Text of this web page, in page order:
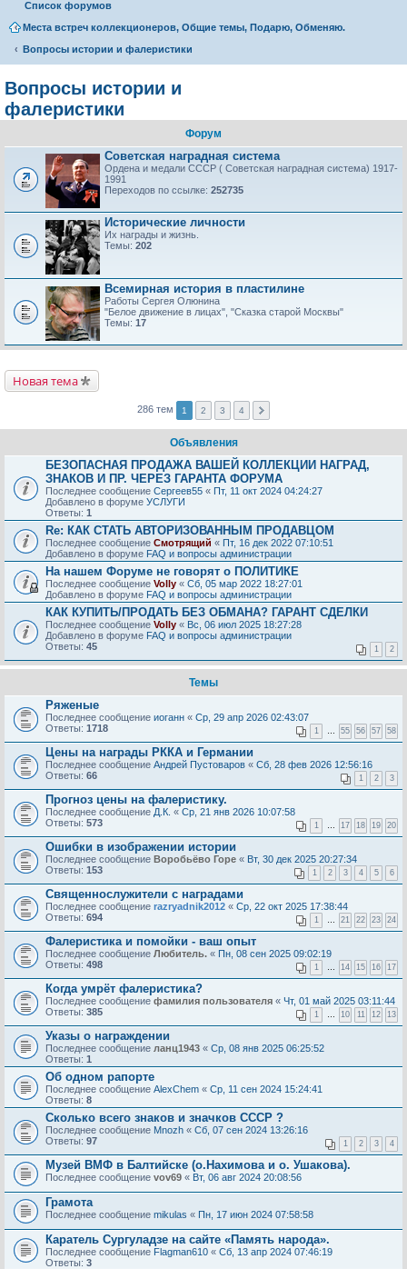
Список форумов
Места встреч коллекционеров, Общие темы, Подарю, Обменяю.
Вопросы истории и фалеристики
Вопросы истории и
фалеристики
Форум
Советская наградная система
Ордена и медали СССР ( Советская наградная система) 1917-
1991
Переходов по ссылке: 252735
Исторические личности
Их награды и жизнь.
Темы: 202
Всемирная история в пластилине
Работы Сергея Олюнина
"Белое движение в лицах", "Сказка старой Москвы"
Темы: 17
Новая тема
286 тем 1 2 3 4
Объявления
БЕЗОПАСНАЯ ПРОДАЖА ВАШЕЙ КОЛЛЕКЦИИ НАГРАД,
ЗНАКОВ И ПР. ЧЕРЕЗ ГАРАНТА ФОРУМА
Последнее сообщение Сергеев55 « Пт, 11 окт 2024 04:24:27
Добавлено в форуме УСЛУГИ
Ответы: 1
Re: КАК СТАТЬ АВТОРИЗОВАННЫМ ПРОДАВЦОМ
Последнее сообщение Смотрящий « Пт, 16 дек 2022 07:10:51
Добавлено в форуме FAQ и вопросы администрации
На нашем Форуме не говорят о ПОЛИТИКЕ
Последнее сообщение Volly « Сб, 05 мар 2022 18:27:01
Добавлено в форуме FAQ и вопросы администрации
КАК КУПИТЬ/ПРОДАТЬ БЕЗ ОБМАНА? ГАРАНТ СДЕЛКИ
Последнее сообщение Volly « Вс, 06 июл 2025 18:27:28
Добавлено в форуме FAQ и вопросы администрации
Ответы: 45 1 2
Темы
Ряженые
Последнее сообщение иоганн « Ср, 29 апр 2026 02:43:07
Ответы: 1718 1 … 55 56 57 58
Цены на награды РККА и Германии
Последнее сообщение Андрей Пустоваров « Сб, 28 фев 2026 12:56:16
Ответы: 66 1 2 3
Прогноз цены на фалеристику.
Последнее сообщение Д.К. « Ср, 21 янв 2026 10:07:58
Ответы: 573 1 … 17 18 19 20
Ошибки в изображении истории
Последнее сообщение Воробьёво Горе « Вт, 30 дек 2025 20:27:34
Ответы: 153 1 2 3 4 5 6
Cвященнослужители с наградами
Последнее сообщение razryadnik2012 « Ср, 22 окт 2025 17:38:44
Ответы: 694 1 … 21 22 23 24
Фалеристика и помойки - ваш опыт
Последнее сообщение Любитель. « Пн, 08 сен 2025 09:02:19
Ответы: 498 1 … 14 15 16 17
Когда умрёт фалеристика?
Последнее сообщение фамилия пользователя « Чт, 01 май 2025 03:11:44
Ответы: 385 1 … 10 11 12 13
Указы о награждении
Последнее сообщение ланц1943 « Ср, 08 янв 2025 06:25:52
Ответы: 1
Об одном рапорте
Последнее сообщение AlехChem « Ср, 11 сен 2024 15:24:41
Ответы: 8
Сколько всего знаков и значков СССР ?
Последнее сообщение Mnozh « Сб, 07 сен 2024 13:26:16
Ответы: 97 1 2 3 4
Музей ВМФ в Балтийске (о.Нахимова и о. Ушакова).
Последнее сообщение vov69 « Вт, 06 авг 2024 20:08:56
Грамота
Последнее сообщение mikulas « Пн, 17 июн 2024 07:58:58
Каратель Сургуладзе на сайте «Память народа».
Последнее сообщение Flagman610 « Сб, 13 апр 2024 07:46:19
Ответы: 3